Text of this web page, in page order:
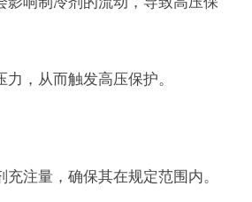
，从而触发高压保护。
注量，确保其在规定范围内。